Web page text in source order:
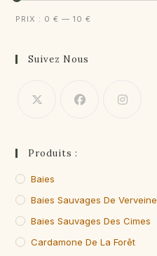
Prix
Prix
PRIX : 0 € —10 €
Suivez Nous
Produits :
Baies
Baies Sauvages De Verveine
Baies Sauvages Des Cimes
Cardamone De La Forêt